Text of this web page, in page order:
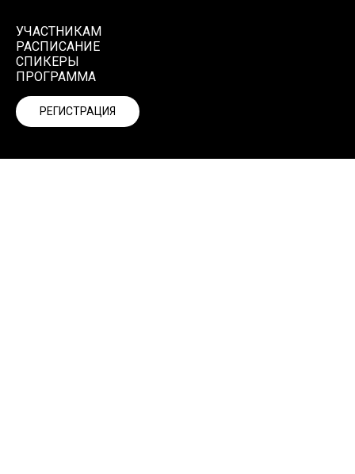
УЧАСТНИКАМ
РАСПИСАНИЕ
СПИКЕРЫ
ПРОГРАММА
РЕГИСТРАЦИЯ